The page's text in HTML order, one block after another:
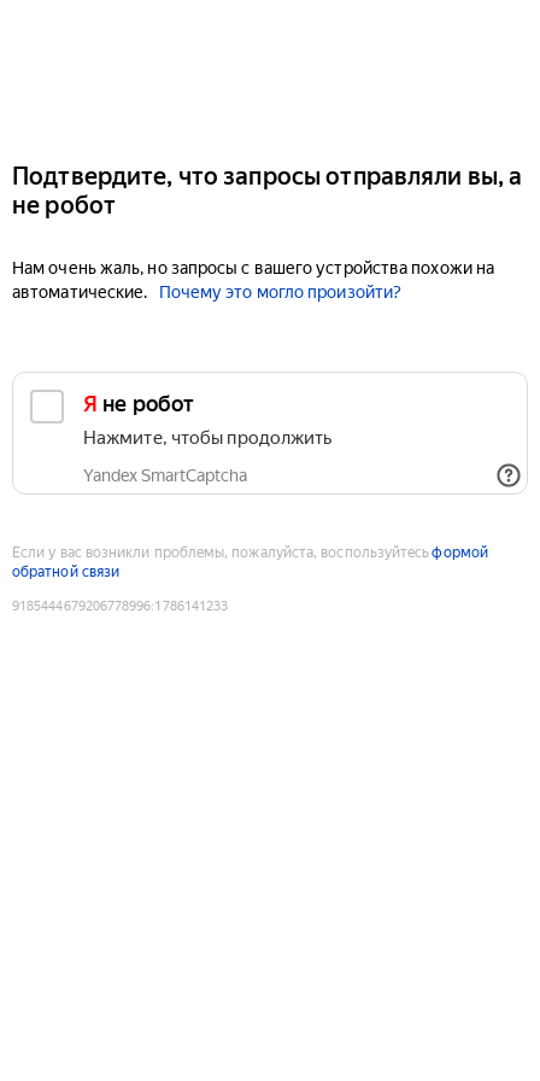
Подтвердите, что запросы отправляли вы, а
не робот
Нам очень жаль, но запросы с вашего устройства похожи на
автоматические.
Почему это могло произойти?
Я не робот
Нажмите, чтобы продолжить
Yandex SmartCaptcha
Если у вас возникли проблемы, пожалуйста, воспользуйтесьформой
обратной связи
9185444679206778996:1786141233